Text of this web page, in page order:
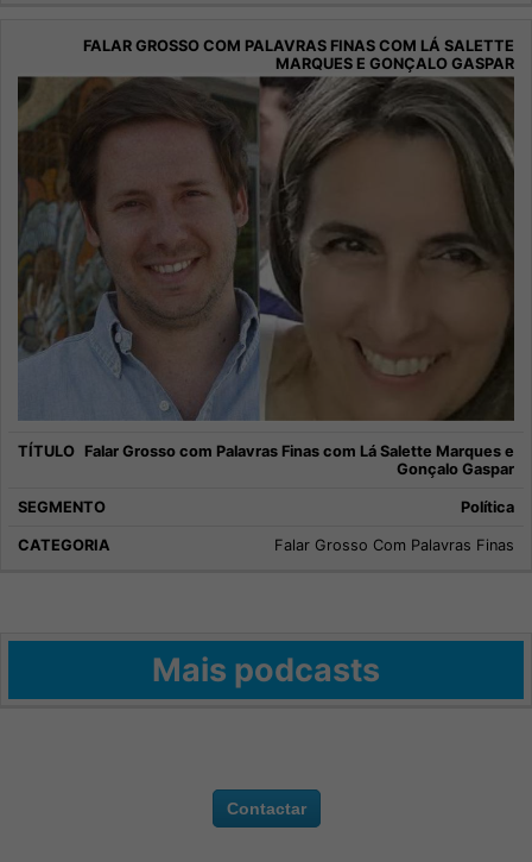
Falar Grosso com Palavras Finas com Lá Salette Marques e
Gonçalo Gaspar
Política
Falar Grosso Com Palavras Finas
Mais podcasts
Contactar